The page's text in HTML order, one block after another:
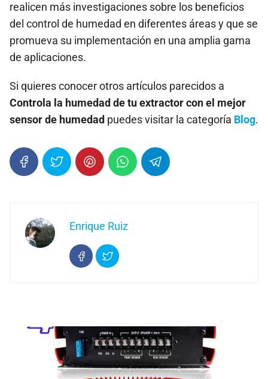
realicen más investigaciones sobre los beneficios
del control de humedad en diferentes áreas y que se
promueva su implementación en una amplia gama
de aplicaciones.
Si quieres conocer otros artículos parecidos a
Controla la humedad de tu extractor con el mejor
sensor de humedad puedes visitar la categoría Blog.
Enrique Ruiz